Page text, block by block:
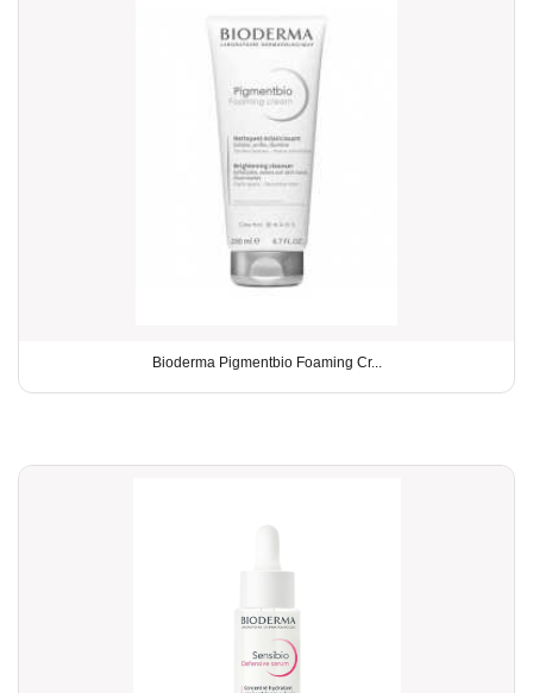
Bioderma Pigmentbio Foaming Cr...